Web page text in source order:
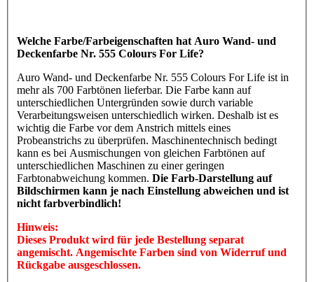
Welche Farbe/Farbeigenschaften hat Auro Wand- und
Deckenfarbe Nr. 555 Colours For Life?
Auro Wand- und Deckenfarbe Nr. 555 Colours For Life ist in
mehr als 700 Farbtönen lieferbar. Die Farbe kann auf
unterschiedlichen Untergründen sowie durch variable
Verarbeitungsweisen unterschiedlich wirken. Deshalb ist es
wichtig die Farbe vor dem Anstrich mittels eines
Probeanstrichs zu überprüfen. Maschinentechnisch bedingt
kann es bei Ausmischungen von gleichen Farbtönen auf
unterschiedlichen Maschinen zu einer geringen
Farbtonabweichung kommen. Die Farb-Darstellung auf
Bildschirmen kann je nach Einstellung abweichen und ist
nicht farbverbindlich!
Hinweis:
Dieses Produkt wird für jede Bestellung separat
angemischt. Angemischte Farben sind von Widerruf und
Rückgabe ausgeschlossen.